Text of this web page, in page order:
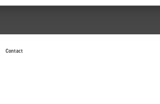
Contact